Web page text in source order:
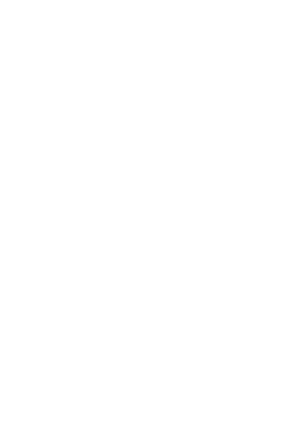
à peu près le même nombre de calories aux 100 g -entre
et 30 g de lipides (graisses). Il faut donc se rendre à
très sucrés et très gras. Toutefois, déculpabilisons.
de chocolat ne souffrent pas davantage de
mangent jamais ou presque...
proches de la composition des